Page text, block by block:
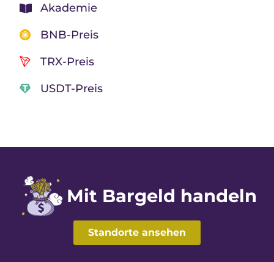
Akademie
BNB-Preis
TRX-Preis
USDT-Preis
Mit Bargeld handeln
Standorte ansehen